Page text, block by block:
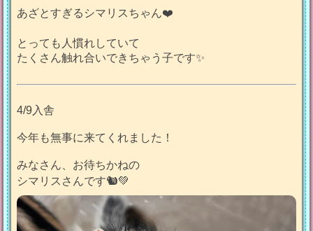
あざとすぎるシマリスちゃん❤️
とっても人慣れしていて
たくさん触れ合いできちゃう子です✨
4/9入舎
今年も無事に来てくれました！
みなさん、お待ちかねの
シマリスさんです🐿️💚